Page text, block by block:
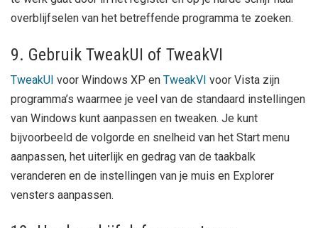
overblijfselen van het betreffende programma te zoeken.
9. Gebruik TweakUI of TweakVI
TweakUI voor Windows XP en TweakVI voor Vista zijn
programma’s waarmee je veel van de standaard instellingen
van Windows kunt aanpassen en tweaken. Je kunt
bijvoorbeeld de volgorde en snelheid van het Start menu
aanpassen, het uiterlijk en gedrag van de taakbalk
veranderen en de instellingen van je muis en Explorer
vensters aanpassen.